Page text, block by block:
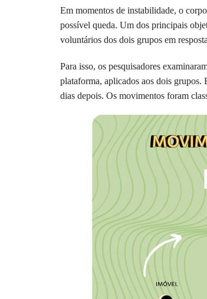
Em momentos de instabilidade, o
possível queda. Um dos principais
voluntários dos dois grupos em
Para isso, os pesquisadores
plataforma, aplicados aos dois grupos.
dias depois. Os movimentos foram